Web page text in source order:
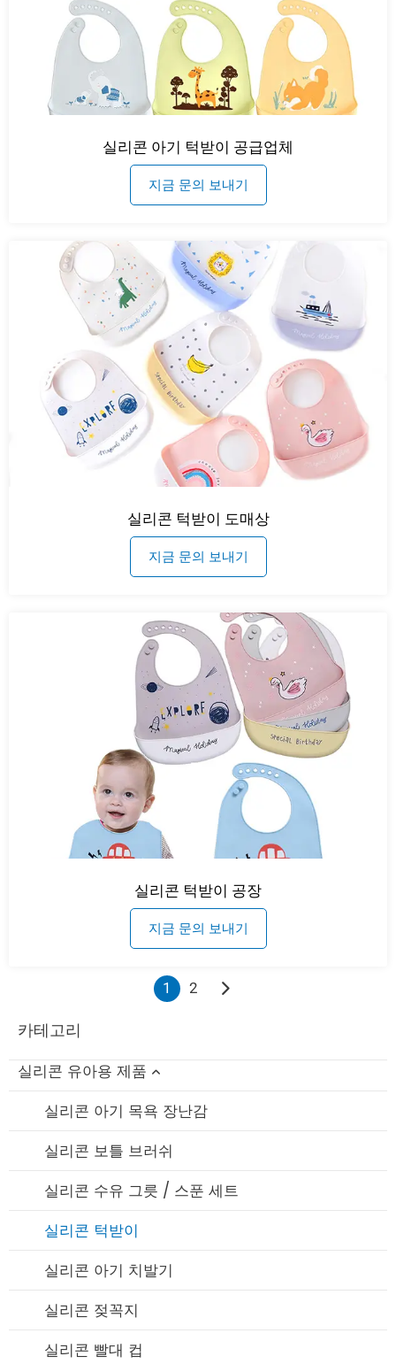
카테고리
실리콘 유아용 제품
실리콘 아기 목욕 장난감
실리콘 보틀 브러쉬
실리콘 수유 그릇 / 스푼 세트
실리콘 턱받이
실리콘 아기 치발기
실리콘 젖꼭지
실리콘 빨대 컵
실리콘 아기 턱받이 공급업체
지금 문의 보내기
실리콘 턱받이 도매상
지금 문의 보내기
실리콘 턱받이 공장
지금 문의 보내기
1 2